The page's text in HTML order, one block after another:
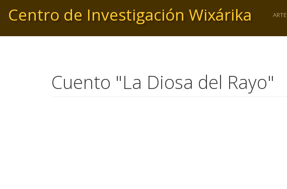
contenido
principal
Centro de Investigación Wixárika ARTE
Cuento "La Diosa del Rayo"